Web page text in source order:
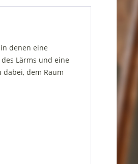
denen eine
Lärms und eine
dem Raum